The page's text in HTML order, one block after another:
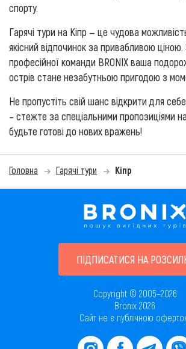
спорту.
Гарячі тури на Кіпр — це чудова
якісний відпочинок за привабливою
професійної команди BRONIX ваша
острів стане незабутньою пригодою з
Не пропустіть свій шанс відкрити для себе
– стежте за спеціальними пропозиціями
будьте готові до нових вражень!
Головна Гарячі тури Кіпр
ПІДПИСАТИСЯ НА
Copyright © 2005–2026
Bronix 2026
Сайт не є публічною